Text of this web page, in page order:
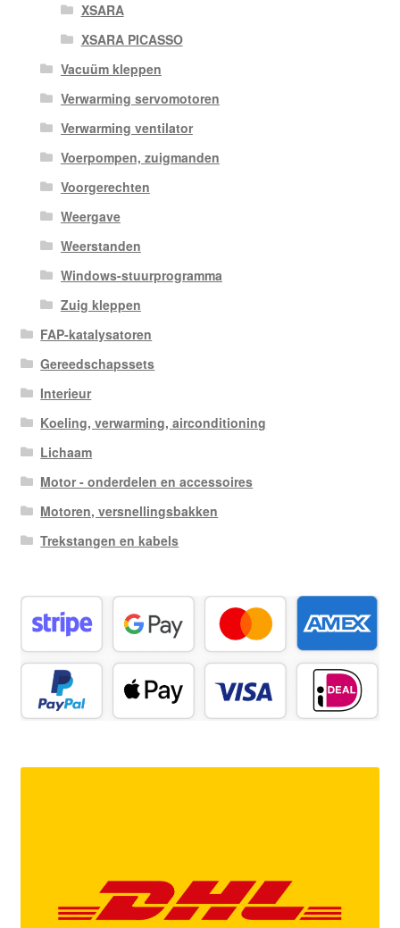
XSARA
XSARA PICASSO
Vacuüm kleppen
Verwarming servomotoren
Verwarming ventilator
Voerpompen, zuigmanden
Voorgerechten
Weergave
Weerstanden
Windows-stuurprogramma
Zuig kleppen
FAP-katalysatoren
Gereedschapssets
Interieur
Koeling, verwarming, airconditioning
Lichaam
Motor - onderdelen en accessoires
Motoren, versnellingsbakken
Trekstangen en kabels